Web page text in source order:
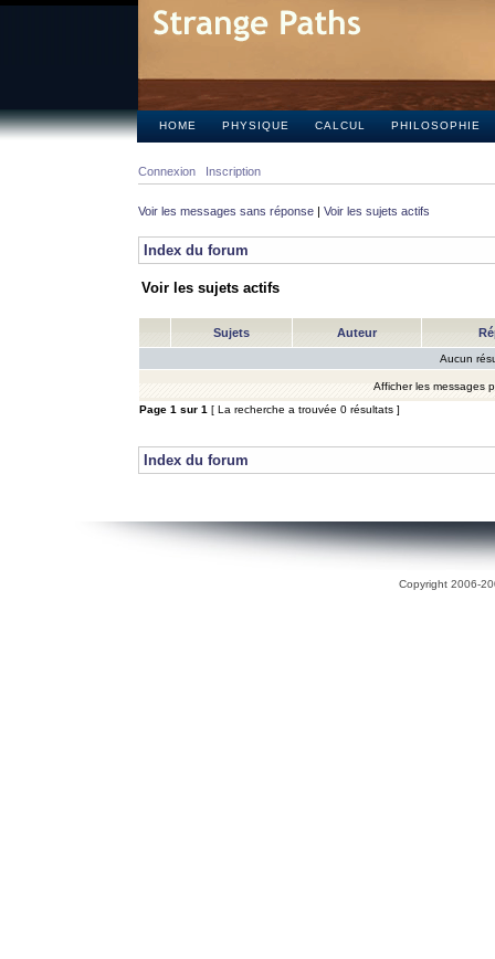
HOME PHYSIQUE CALCUL PHILOSOPHIE
Connexion Inscription
Voir les messages sans réponse | Voir les sujets actifs
Index du forum
Voir les sujets actifs
Sujets Auteur
Aucun
Afficher les messages
Page 1 sur 1 [ La recherche a trouvée 0 résultats ]
Index du forum
Copyright 2006-